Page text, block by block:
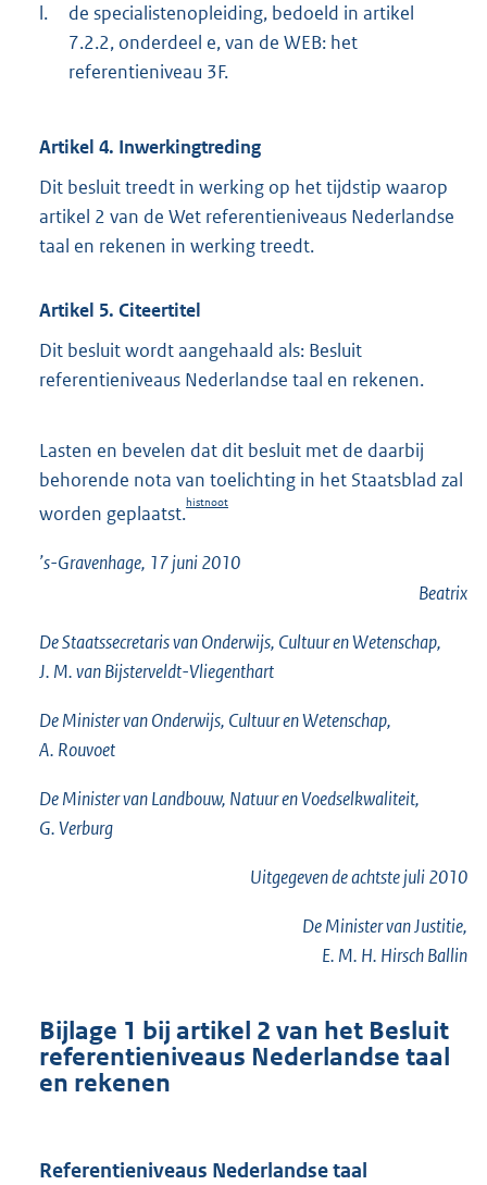
l.
de specialistenopleiding, bedoeld in artikel
7.2.2, onderdeel e, van de WEB: het
referentieniveau 3F.
Artikel 4. Inwerkingtreding
Dit besluit treedt in werking op het tijdstip waarop
artikel 2 van de Wet referentieniveaus Nederlandse
taal en rekenen in werking treedt.
Artikel 5. Citeertitel
Dit besluit wordt aangehaald als: Besluit
referentieniveaus Nederlandse taal en rekenen.
Lasten en bevelen dat dit besluit met de daarbij
behorende nota van toelichting in het Staatsblad zal
worden geplaatst.
histnoot
’s-Gravenhage, 17 juni 2010
Beatrix
De Staatssecretaris van Onderwijs, Cultuur en Wetenschap,
J. M. van Bijsterveldt-Vliegenthart
De Minister van Onderwijs, Cultuur en Wetenschap,
A. Rouvoet
De Minister van Landbouw, Natuur en Voedselkwaliteit,
G. Verburg
Uitgegeven deachtstejuli 2010
De Minister van Justitie,
E. M. H. Hirsch Ballin
Bijlage 1 bij artikel 2 van het Besluit
referentieniveaus Nederlandse taal
en rekenen
Referentieniveaus Nederlandse taal